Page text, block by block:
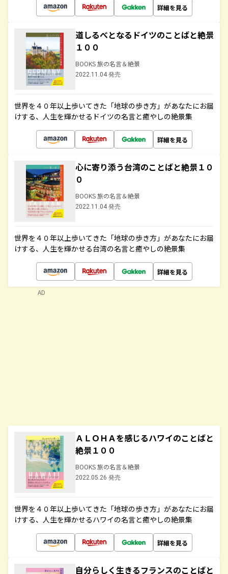
詳細を見る
道しるべとなるドイツのことばと絶景
１００
BOOKS 旅の名言＆絶景
2022.11.04 発売
世界を４０年以上歩いてきた「地球の歩き方」があなたにお届
けする、人生を輝かせるドイツの名言と癒やしの絶景集
詳細を見る
心に寄り添う台湾のことばと絶景１０
０
BOOKS 旅の名言＆絶景
2022.11.04 発売
世界を４０年以上歩いてきた「地球の歩き方」があなたにお届
けする、人生を輝かせる台湾の名言と癒やしの絶景集
詳細を見る
ＡＬＯＨＡを感じるハワイのことばと
絶景１００
BOOKS 旅の名言＆絶景
2022.05.26 発売
世界を４０年以上歩いてきた「地球の歩き方」があなたにお届
けする、人生を輝かせるハワイの名言と癒やしの絶景集
詳細を見る
自分らしく生きるフランスのことばと
AD